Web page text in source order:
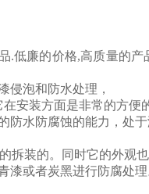
.低廉的价格,高质量的
侵泡和防水处理，
安装方面是非常的方便
水防腐蚀的能力，处
装的。同时它的外观
或者炭黑进行防腐处